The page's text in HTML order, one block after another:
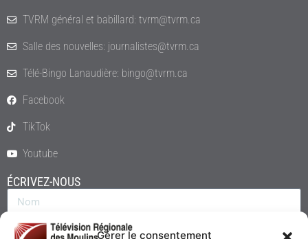
Gérer le consentement
TVRM général et babillard: tvrm@tvrm.ca
Salle des nouvelles: journalistes@tvrm.ca
Télé-Bingo Lanaudière: bingo@tvrm.ca
Facebook
TikTok
Youtube
ÉCRIVEZ-NOUS